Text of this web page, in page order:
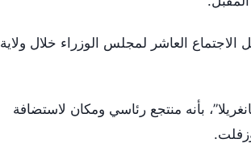
منذ 26 مارس/ آذار، ويمثل الاجتماع العاشر لمجلس الوزراء خلال ولاية
بأنه منتجع رئاسي ومكان لاستضافة